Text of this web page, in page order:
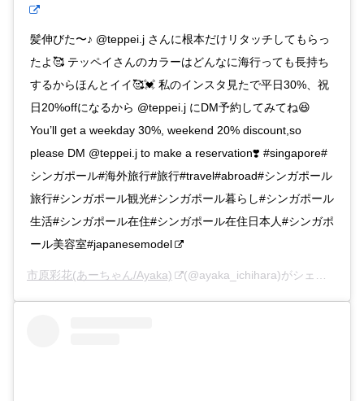
髪伸びた〜♪ @teppei.j さんに根本だけリタッチしてもらっ
たよ🥰 テッペイさんのカラーはどんなに海行っても長持ち
するからほんとイイ🥰💓 私のインスタ見たで平日30%、祝
日20%offになるから @teppei.j にDM予約してみてね😆
You’ll get a weekday 30%, weekend 20% discount,so
please DM @teppei.j to make a reservation❣️ #singapore#
シンガポール#海外旅行#旅行#travel#abroad#シンガポール
旅行#シンガポール観光#シンガポール暮らし#シンガポール
生活#シンガポール在住#シンガポール在住日本人#シンガポ
ール美容室#japanesemodel
市原彩花(あーちゃん/Ayaka) (@ayaka_ichihara)がシェアした投稿 –